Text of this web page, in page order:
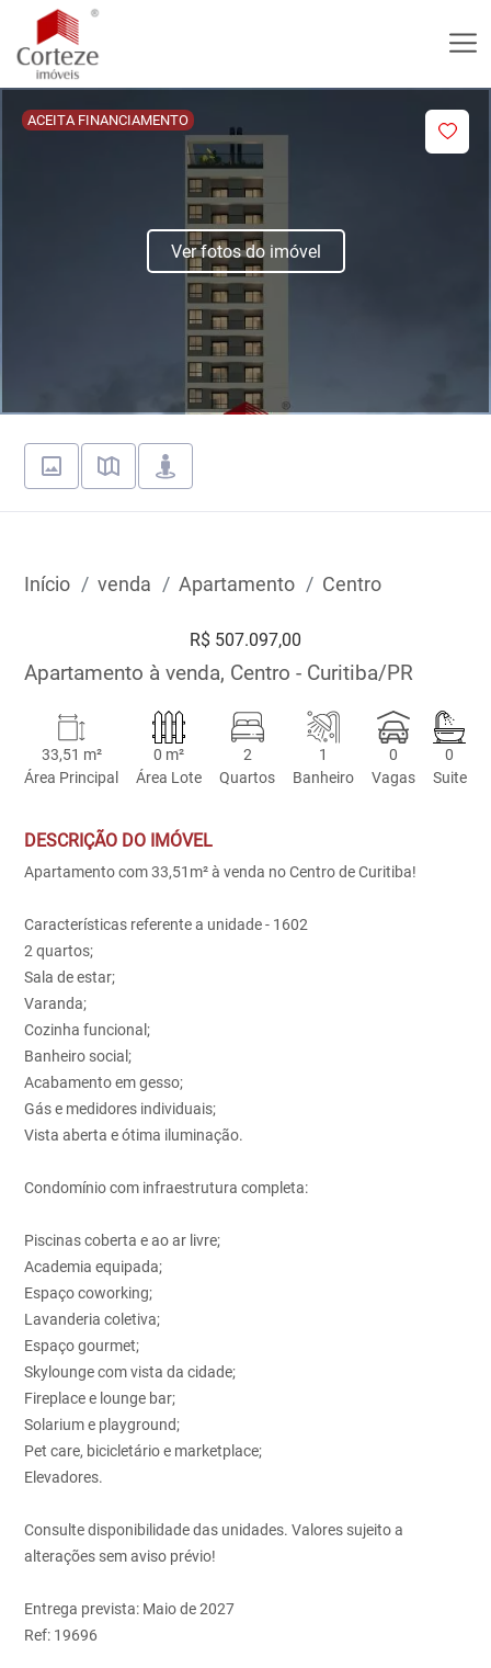
ACEITA FINANCIAMENTO
Ver fotos do imóvel
Início venda Apartamento Centro
R$ 507.097,00
Apartamento à venda, Centro - Curitiba/PR
33,51 m²
Área Principal
0 m²
Área Lote
2
Quartos
1
Banheiro
0
Vagas
0
Suite
DESCRIÇÃO DO IMÓVEL
Apartamento com 33,51m² à venda no Centro de Curitiba!
Características referente a unidade - 1602
2 quartos;
Sala de estar;
Varanda;
Cozinha funcional;
Banheiro social;
Acabamento em gesso;
Gás e medidores individuais;
Vista aberta e ótima iluminação.
Condomínio com infraestrutura completa:
Piscinas coberta e ao ar livre;
Academia equipada;
Espaço coworking;
Lavanderia coletiva;
Espaço gourmet;
Skylounge com vista da cidade;
Fireplace e lounge bar;
Solarium e playground;
Pet care, bicicletário e marketplace;
Elevadores.
Consulte disponibilidade das unidades. Valores sujeito a
alterações sem aviso prévio!
Entrega prevista: Maio de 2027
Ref: 19696